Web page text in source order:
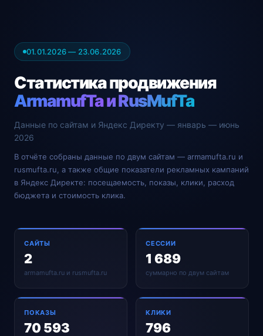
01.01.2026 — 23.06.2026
Статистика продвижения
ArmamufTa и RusMufTa
Данные по сайтам и Яндекс Директу — январь — июнь
2026
В отчёте собраны данные по двум сайтам — armamufta.ru и
rusmufta.ru, а также общие показатели рекламных кампаний
в Яндекс Директе: посещаемость, показы, клики, расход
бюджета и стоимость клика.
САЙТЫ
2
armamufta.ru и rusmufta.ru
СЕССИИ
1 689
суммарно по двум сайтам
ПОКАЗЫ
70 593
КЛИКИ
796